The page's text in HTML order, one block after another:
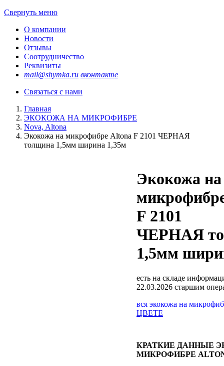
Свернуть меню
О компании
Новости
Отзывы
Соотрудничество
Реквизиты
mail@shymka.ru вконтакте
Связаться с нами
Главная
ЭКОКОЖА НА МИКРОФИБРЕ
Nova, Altona
Экокожа на микрофибре Altona F 2101 ЧЕРНАЯ
толщина 1,5мм ширина 1,35м
Экокожа на
F 2101
ЧЕРНАЯ
1,5мм
есть на складе
22.03.2026 старшим
вся экокожа на
ЦВЕТЕ
КРАТКИЕ ДАННЫЕ
МИКРОФИБРЕ